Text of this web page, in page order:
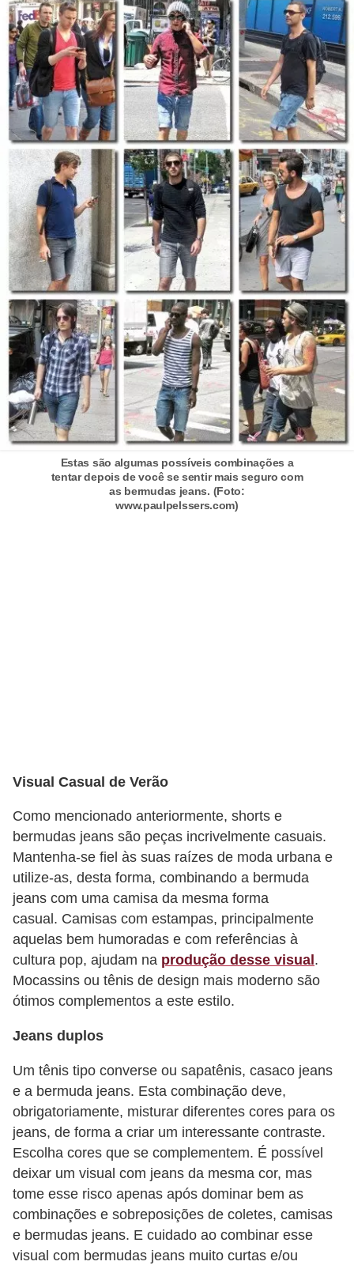
Estas são algumas possíveis combinações a
tentar depois de você se sentir mais seguro com
as bermudas jeans. (Foto:
www.paulpelssers.com)
Visual Casual de Verão
Como mencionado anteriormente, shorts e
bermudas jeans são peças incrivelmente casuais.
Mantenha-se fiel às suas raízes de moda urbana e
utilize-as, desta forma, combinando a bermuda
jeans com uma camisa da mesma forma
casual. Camisas com estampas, principalmente
aquelas bem humoradas e com referências à
cultura pop, ajudam na produção desse visual .
Mocassins ou tênis de design mais moderno são
ótimos complementos a este estilo.
Jeans duplos
Um tênis tipo converse ou sapatênis, casaco jeans
e a bermuda jeans. Esta combinação deve,
obrigatoriamente, misturar diferentes cores para os
jeans, de forma a criar um interessante contraste.
Escolha cores que se complementem. É possível
deixar um visual com jeans da mesma cor, mas
tome esse risco apenas após dominar bem as
combinações e sobreposições de coletes, camisas
e bermudas jeans. E cuidado ao combinar esse
visual com bermudas jeans muito curtas e/ou
f
í
s
i
c
o
s
E
s
t
é
t
i
c
a
E
x
e
o
d
a
m
a
s
c
u
l
i
a
P
e
l
e
P
e
r